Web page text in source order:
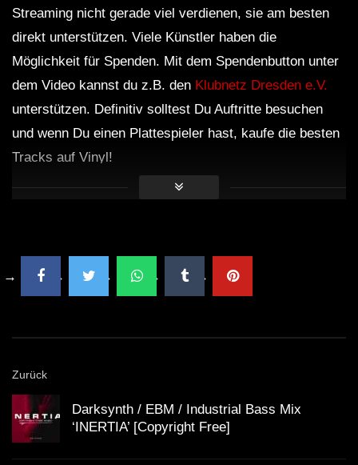
Streaming nicht gerade viel verdienen, sie am besten
direkt unterstützen. Viele Künstler haben die
Möglichkeit für Spenden. Mit dem Spendenbutton unter
dem Video kannst du z.B. den Klubnetz Dresden e.V.
unterstützen. Definitiv solltest Du Auftritte besuchen
und wenn Du einen Plattespieler hast, kaufe die besten
Tracks auf Vinyl!
Zurück
Darksynth / EBM / Industrial Bass Mix
‘INERTIA’ [Copyright Free]